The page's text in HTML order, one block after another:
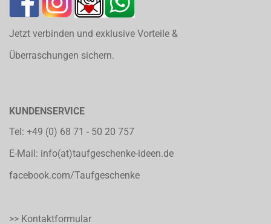
Jetzt verbinden und exklusive Vorteile &
Überraschungen sichern.
KUNDENSERVICE
Tel: +49 (0) 68 71 - 50 20 757
E-Mail: info(at)taufgeschenke-ideen.de
facebook.com/Taufgeschenke
>> Kontaktformular